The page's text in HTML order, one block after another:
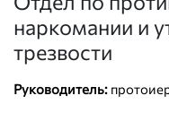
наркомании и
трезвости
Руководитель: